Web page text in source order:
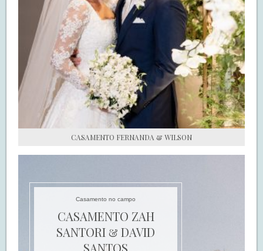
CASAMENTO FERNANDA & WILSON
Casamento no campo
CASAMENTO ZAH
SANTORI & DAVID
SANTOS